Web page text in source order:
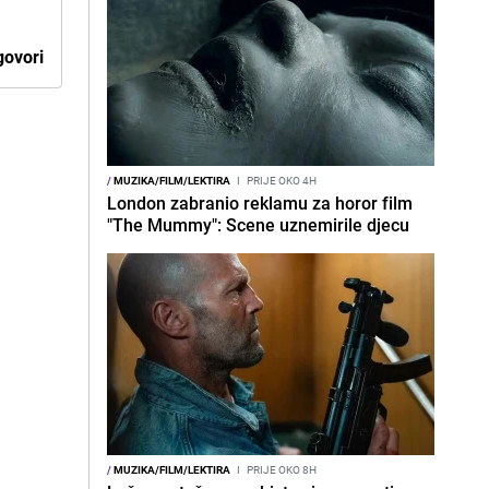
/MUZIKA/FILM/LEKTIRA I PRIJE OKO 4H
London zabranio reklamu za horor film
"The Mummy": Scene uznemirile djecu
/MUZIKA/FILM/LEKTIRA I PRIJE OKO 8H